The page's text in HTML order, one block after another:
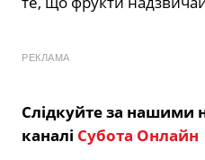
РЕКЛАМА
Слідкуйте за нашими
каналі Субота Онлайн